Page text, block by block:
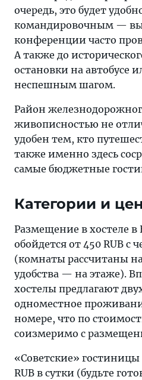
очередь, это будет
командировочным —
конференции часто
А также до
остановки на автобусе
неспешным шагом.
Район
живописностью не
удобен тем, кто
также именно здесь
самые бюджетные
Категории и
Размещение в хостеле
обойдется от 450 RUB с
(комнаты рассчитаны
удобства — на этаже).
хостелы предлагают
одноместное
номере, что по
соизмеримо с
«Советские» гостиницы
RUB в сутки (будьте